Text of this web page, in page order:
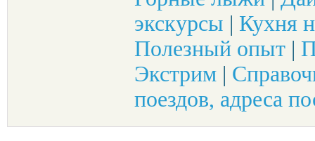
экскурсы | Кухня
Полезный опыт |
Экстрим |
поездов, адреса